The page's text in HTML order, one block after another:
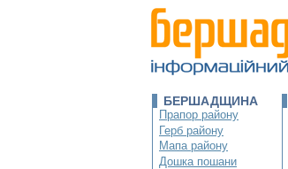
БЕРШАДЩИНА
Прапор району
Герб району
Мапа району
Дошка пошани